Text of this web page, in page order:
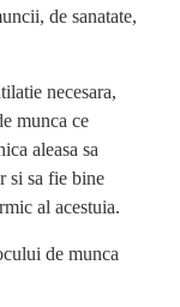
de sanatate,
necesara,
munca ce
aleasa sa
si sa fie bine
al acestuia.
de munca